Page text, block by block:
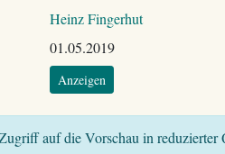
Heinz Fingerhut
01.05.2019
Anzeigen
auf die Vorschau in reduzierter